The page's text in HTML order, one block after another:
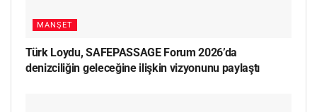
MANŞET
Türk Loydu, SAFEPASSAGE Forum 2026’da
denizciliğin geleceğine ilişkin vizyonunu paylaştı